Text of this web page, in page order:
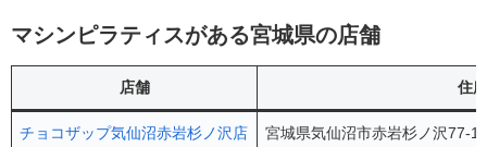
マシンピラティスがある宮城県の店舗
店舗 住所
チョコザップ気仙沼赤岩杉ノ沢店 宮城県気仙沼市赤岩杉ノ沢77-